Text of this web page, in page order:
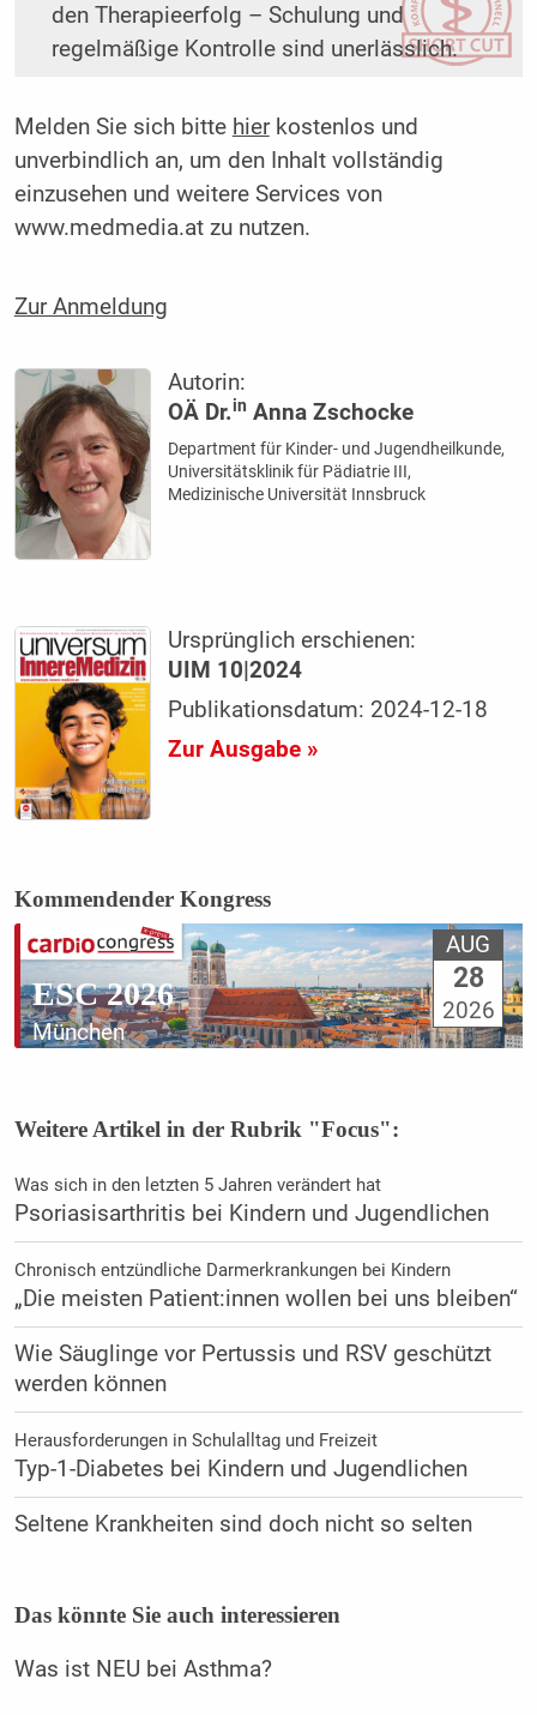
den Therapieerfolg – Schulung und
regelmäßige Kontrolle sind unerlässlich.
Melden Sie sich bitte hierkostenlos und
unverbindlich an, um den Inhalt vollständig
einzusehen und weitere Services von
www.medmedia.at zu nutzen.
Zur Anmeldung
Autorin:
OÄ Dr.in Anna Zschocke
Department für Kinder- und Jugendheilkunde,
Universitätsklinik für Pädiatrie III,
Medizinische Universität Innsbruck
Ursprünglich erschienen:
UIM 10|2024
Publikationsdatum: 2024-12-18
Zur Ausgabe »
Kommendender Kongress
ESC 2026
München
AUG
28
2026
Weitere Artikel in der Rubrik "Focus":
Was sich in den letzten 5 Jahren verändert hat
Psoriasisarthritis bei Kindern und Jugendlichen
Chronisch entzündliche Darmerkrankungen bei Kindern
„Die meisten Patient:innen wollen bei uns bleiben“
Wie Säuglinge vor Pertussis und RSV geschützt
werden können
Herausforderungen in Schulalltag und Freizeit
Typ-1-Diabetes bei Kindern und Jugendlichen
Seltene Krankheiten sind doch nicht so selten
Das könnte Sie auch interessieren
Was ist NEU bei Asthma?